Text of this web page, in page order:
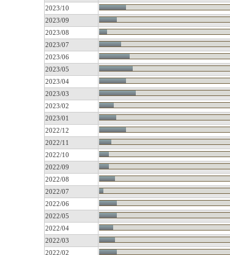
2023/10
2023/09
2023/08
2023/07
2023/06
2023/05
2023/04
2023/03
2023/02
2023/01
2022/12
2022/11
2022/10
2022/09
2022/08
2022/07
2022/06
2022/05
2022/04
2022/03
2022/02